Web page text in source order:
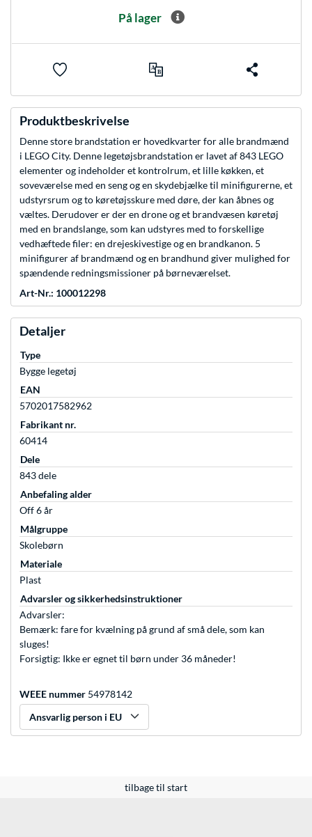
På lager
Produktbeskrivelse
Denne store brandstation er hovedkvarter for alle brandmænd
i LEGO City. Denne legetøjsbrandstation er lavet af 843 LEGO
elementer og indeholder et kontrolrum, et lille køkken, et
soveværelse med en seng og en skydebjælke til minifigurerne, et
udstyrsrum og to køretøjsskure med døre, der kan åbnes og
væltes. Derudover er der en drone og et brandvæsen køretøj
med en brandslange, som kan udstyres med to forskellige
vedhæftede filer: en drejeskivestige og en brandkanon. 5
minifigurer af brandmænd og en brandhund giver mulighed for
spændende redningsmissioner på børneværelset.
Art-Nr.: 100012298
Detaljer
Type
Bygge legetøj
EAN
5702017582962
Fabrikant nr.
60414
Dele
843 dele
Anbefaling alder
Off 6 år
Målgruppe
Skolebørn
Materiale
Plast
Advarsler og sikkerhedsinstruktioner
Advarsler:
Bemærk: fare for kvælning på grund af små dele, som kan
sluges!
Forsigtig: Ikke er egnet til børn under 36 måneder!
WEEE nummer 54978142
Ansvarlig person i EU
tilbage til start